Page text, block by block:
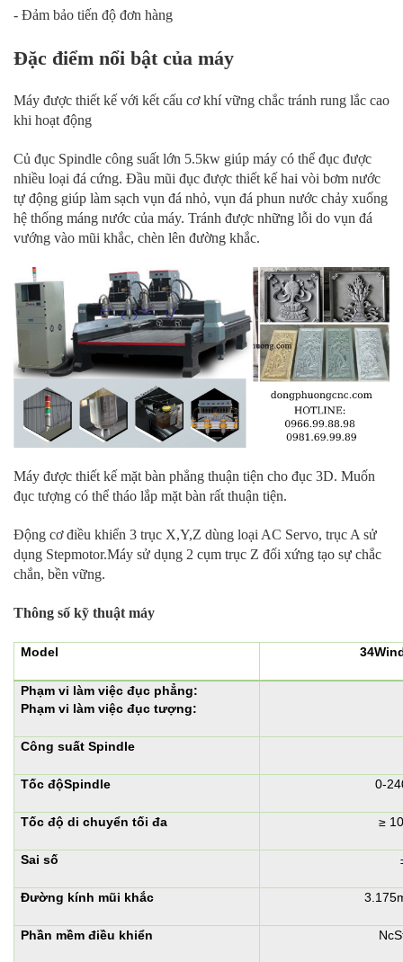
- Đảm bảo tiến độ đơn hàng
Đặc điểm nổi bật của máy
Máy được thiết kế với kết cấu cơ khí vững chắc tránh rung lắc cao
khi hoạt động
Củ đục Spindle công suất lớn 5.5kw giúp máy có thể đục được
nhiều loại đá cứng. Đầu mũi đục được thiết kế hai vòi bơm nước
tự động giúp làm sạch vụn đá nhỏ, vụn đá phun nước chảy xuống
hệ thống máng nước của máy. Tránh được những lỗi do vụn đá
vướng vào mũi khắc, chèn lên đường khắc.
Máy được thiết kế mặt bàn phẳng thuận tiện cho đục 3D. Muốn
đục tượng có thể tháo lắp mặt bàn rất thuận tiện.
Động cơ điều khiển 3 trục X,Y,Z dùng loại AC Servo, trục A sử
dụng Stepmotor.Máy sử dụng 2 cụm trục Z đối xứng tạo sự chắc
chắn, bền vững.
Thông số kỹ thuật máy
Model
Phạm vi làm việc đục phẳng:
Phạm vi làm việc đục tượng:
Công suất Spindle
Tốc độSpindle 0-
Tốc độ di chuyển tối đa ≥
Sai số
Đường kính mũi khắc
Phần mềm điều khiển